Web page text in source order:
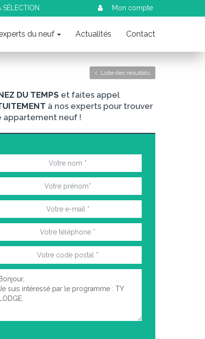
Mon compte
SÉLECTION
du neuf Actualités Contact
Liste des résultats
DU TEMPS et faites appel
à nos experts pour trouver
appartement neuf !